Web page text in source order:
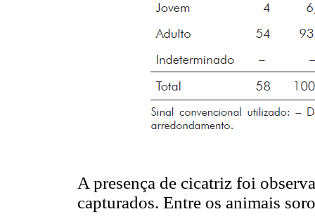
A presença de cicatriz foi
capturados. Entre os animais